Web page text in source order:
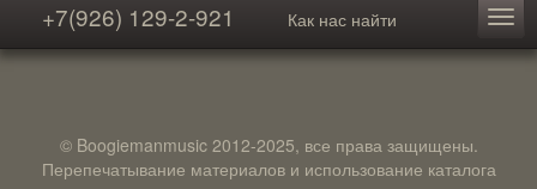
+7(926) 129-2-921 Как нас найти
© Boogiemanmusic 2012-2025, все права защищены.
Перепечатывание материалов и использование каталога